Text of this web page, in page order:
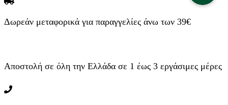
Δωρεάν μεταφορικά για παραγγελίες άνω των 39€
Αποστολή σε όλη την Ελλάδα σε 1 έως 3 εργάσιμες μέρες